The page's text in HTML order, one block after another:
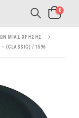
0
ΜΊΑΣ ΧΡΉΣΗΣ
(CLASSIC) / 1596